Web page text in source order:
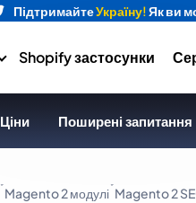
Shopify застосунки
Ціни Поширені запитання
Magento 2 модулі Magento 2
ПідтримайтеУкраїну!Як ви